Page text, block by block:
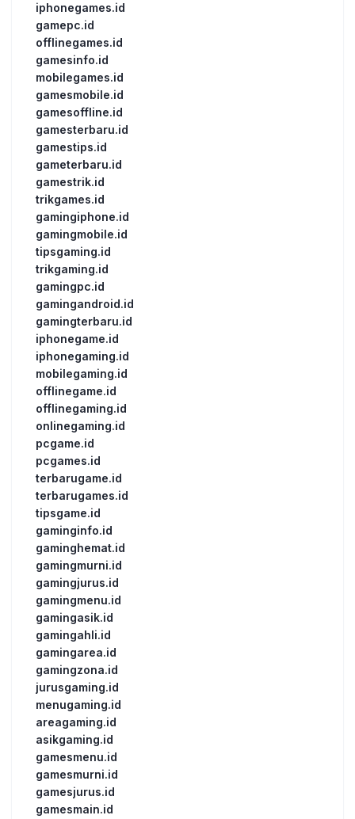
iphonegames.id
gamepc.id
offlinegames.id
gamesinfo.id
mobilegames.id
gamesmobile.id
gamesoffline.id
gamesterbaru.id
gamestips.id
gameterbaru.id
gamestrik.id
trikgames.id
gamingiphone.id
gamingmobile.id
tipsgaming.id
trikgaming.id
gamingpc.id
gamingandroid.id
gamingterbaru.id
iphonegame.id
iphonegaming.id
mobilegaming.id
offlinegame.id
offlinegaming.id
onlinegaming.id
pcgame.id
pcgames.id
terbarugame.id
terbarugames.id
tipsgame.id
gaminginfo.id
gaminghemat.id
gamingmurni.id
gamingjurus.id
gamingmenu.id
gamingasik.id
gamingahli.id
gamingarea.id
gamingzona.id
jurusgaming.id
menugaming.id
areagaming.id
asikgaming.id
gamesmenu.id
gamesmurni.id
gamesjurus.id
gamesmain.id